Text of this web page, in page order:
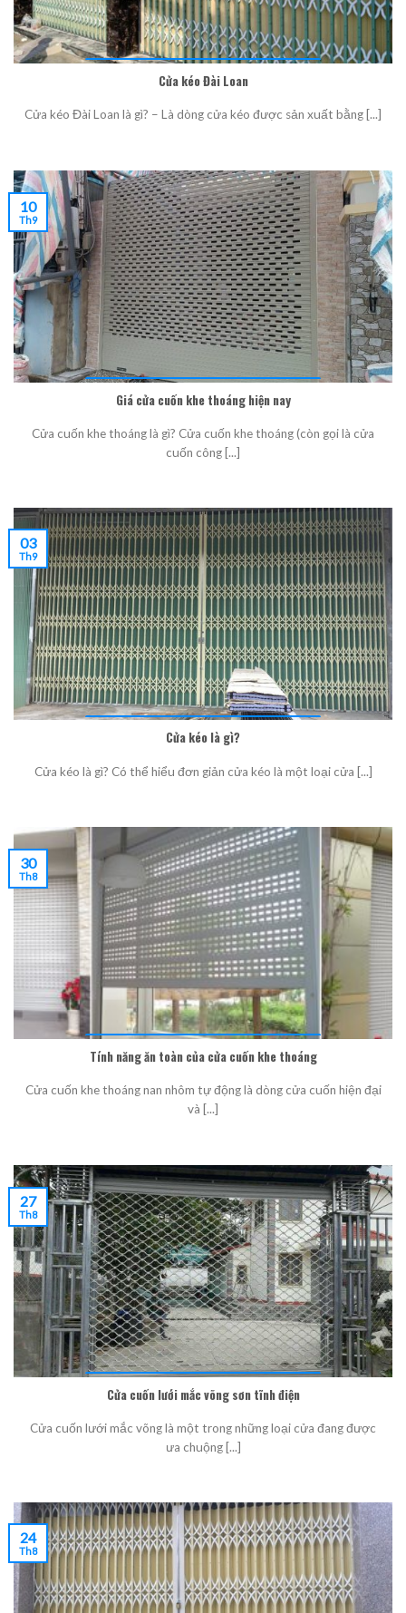
Cửa kéo Đài Loan
Cửa kéo Đài Loan là gì? – Là dòng cửa kéo được sản xuất bằng [...]
Giá cửa cuốn khe thoáng hiện nay
Cửa cuốn khe thoáng là gì? Cửa cuốn khe thoáng (còn gọi là cửa
cuốn công [...]
10
Th9
Cửa kéo là gì?
Cửa kéo là gì? Có thể hiểu đơn giản cửa kéo là một loại cửa [...]
03
Th9
Tính năng ăn toàn của cửa cuốn khe thoáng
Cửa cuốn khe thoáng nan nhôm tự động là dòng cửa cuốn hiện đại
và [...]
30
Th8
Cửa cuốn lưới mắc võng sơn tĩnh điện
Cửa cuốn lưới mắc võng là một trong những loại cửa đang được
ưa chuộng [...]
27
Th8
24
Th8